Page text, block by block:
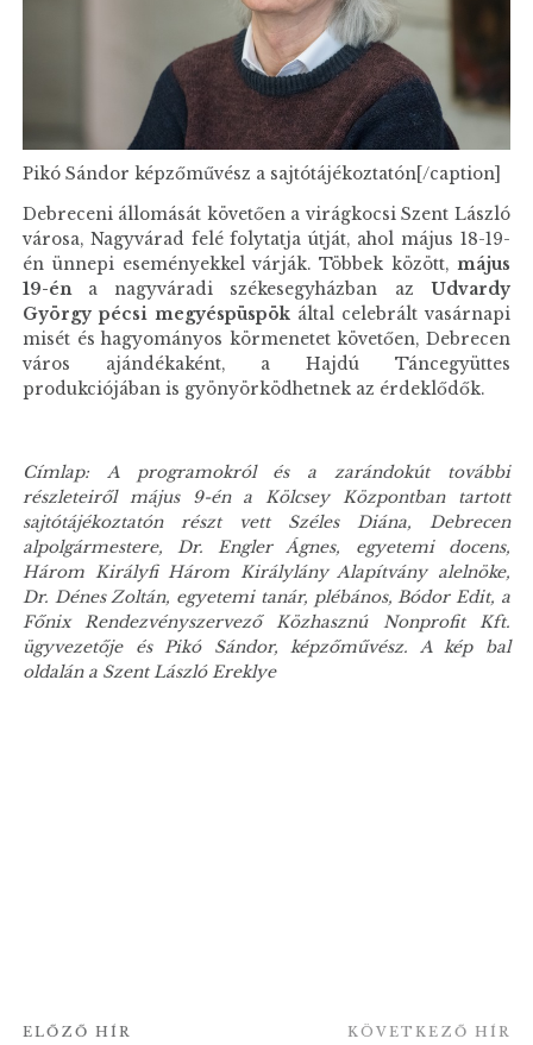
Pikó Sándor képzőművész a sajtótájékoztatón[/caption]
Debreceni állomását követően a virágkocsi Szent László
városa, Nagyvárad felé folytatja útját, ahol május 18-19-
én ünnepi eseményekkel várják. Többek között, május
19-én a nagyváradi székesegyházban az Udvardy
György pécsi megyéspüspökáltal celebrált vasárnapi
misét és hagyományos körmenetet követően, Debrecen
város ajándékaként, a Hajdú Táncegyüttes
produkciójában is gyönyörködhetnek az érdeklődők.
Címlap: A programokról és a zarándokút további
részleteiről május 9-én a Kölcsey Központban tartott
sajtótájékoztatón részt vett Széles Diána, Debrecen
alpolgármestere, Dr. Engler Ágnes, egyetemi docens,
Három Királyfi Három Királylány Alapítvány alelnöke,
Dr. Dénes Zoltán, egyetemi tanár, plébános, Bódor Edit, a
Főnix Rendezvényszervező Közhasznú Nonprofit Kft.
ügyvezetője és Pikó Sándor, képzőművész. A kép bal
oldalán a Szent László Ereklye
ELŐZŐ HÍR KÖVETKEZŐ HÍR